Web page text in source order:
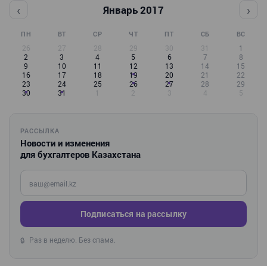
‹ Январь 2017 ›
ПН ВТ СР ЧТ ПТ СБ ВС
26 27 28 29 30 31
1
2
3 4 5 6 7
8
9
10 11 12 13 14
15
16
17 18 19 20 21
22
23
24 25 26 27 28
29
30
31 1 2 3 4 5
РАССЫЛКА
Новости и изменения
для бухгалтеров Казахстана
Введите ваш e-mail
Подписаться на рассылку
🔒 Раз в неделю. Без спама.